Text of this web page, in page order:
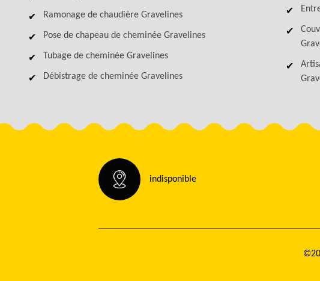
Ramonage de chaudière Gravelines
Pose de chapeau de cheminée Gravelines
Tubage de cheminée Gravelines
Débistrage de cheminée Gravelines
indisponible